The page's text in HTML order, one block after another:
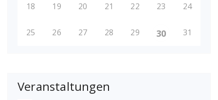
18 19 20 21 22 23 24
25 26 27 28 29 30 31
Veranstaltungen